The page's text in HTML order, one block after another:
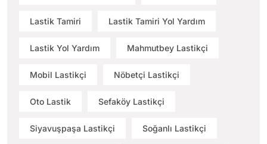
Lastik Tamiri Lastik Tamiri Yol Yardım
Lastik Yol Yardım Mahmutbey Lastikçi
Mobil Lastikçi Nöbetçi Lastikçi
Oto Lastik Sefaköy Lastikçi
Siyavuşpaşa Lastikçi Soğanlı Lastikçi